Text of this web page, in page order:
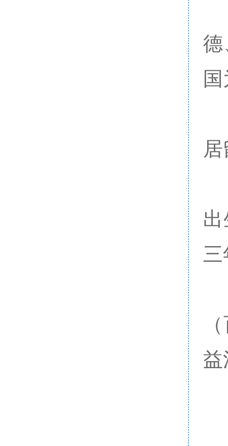
德
益